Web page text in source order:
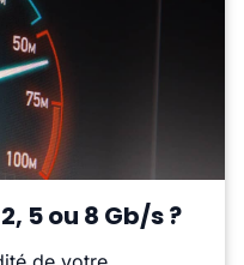
5 ou 8 Gb/s ?